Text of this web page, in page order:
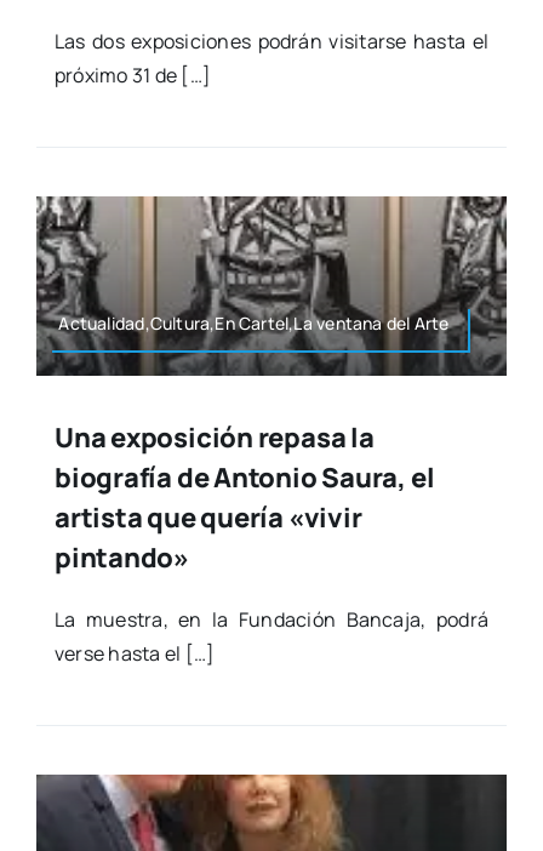
Las dos expo­si­cio­nes podrán visi­tar­se has­ta el
pró­xi­mo 31 de […]
Actualidad,Cultura,En Cartel,La ven­ta­na del Arte
Una exposición repasa la
biografía de Antonio Saura, el
artista que quería «vivir
pintando»
La mues­tra, en la Fun­da­ción Ban­ca­ja, podrá
ver­se has­ta el […]